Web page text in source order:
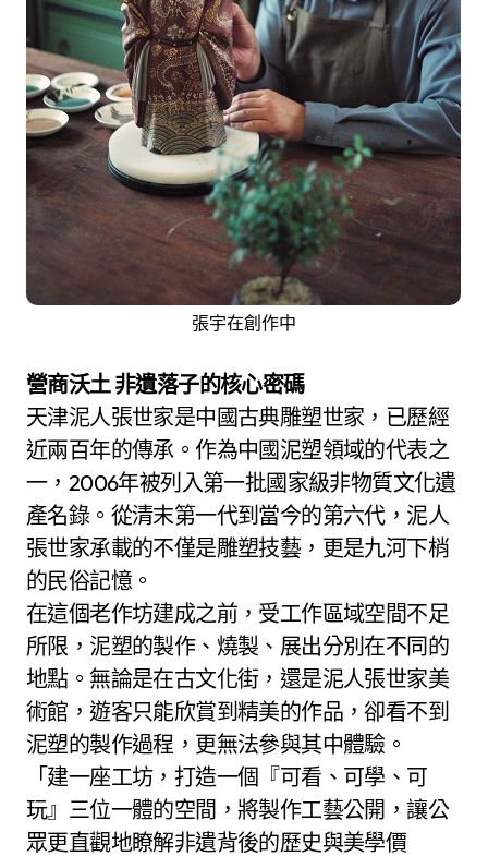
張宇在創作中
營商沃土 非遺落子的核心密碼
天津泥人張世家是中國古典雕塑世家，已歷經
近兩百年的傳承。作為中國泥塑領域的代表之
一，2006年被列入第一批國家級非物質文化遺
產名錄。從清末第一代到當今的第六代，泥人
張世家承載的不僅是雕塑技藝，更是九河下梢
的民俗記憶。
在這個老作坊建成之前，受工作區域空間不足
所限，泥塑的製作、燒製、展出分別在不同的
地點。無論是在古文化街，還是泥人張世家美
術館，遊客只能欣賞到精美的作品，卻看不到
泥塑的製作過程，更無法參與其中體驗。
「建一座工坊，打造一個『可看、可學、可
玩』三位一體的空間，將製作工藝公開，讓公
眾更直觀地瞭解非遺背後的歷史與美學價